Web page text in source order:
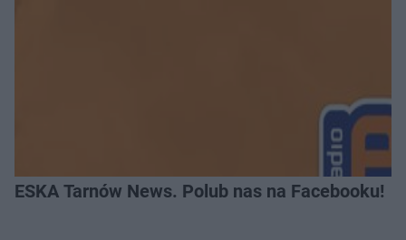
ESKA Tarnów News. Polub nas na Facebooku!